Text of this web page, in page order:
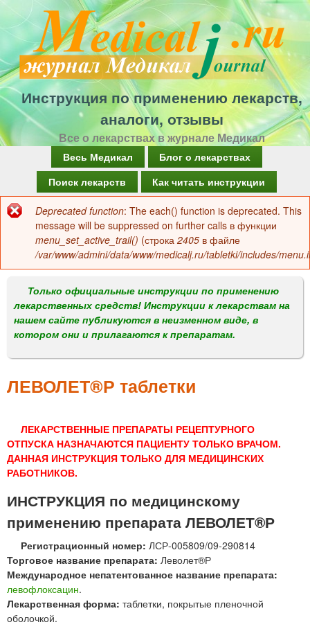
Перейти
к
основному
содержанию
Инструкция по применению лекарств,
аналоги, отзывы
Все о лекарствах в журнале Медикал
а
в
о
м
е
н
Весь Медикал
Блог о лекарствах
Поиск лекарств
Как читать инструкции
Сообщение
об
ошибке
Deprecated function: The each() function is deprecated. This
message will be suppressed on further calls в функции
menu_set_active_trail() (строка 2405 в файле
/var/www/admini/data/www/medicalj.ru/tabletki/includes/
Только официальные инструкции по применению
лекарственных средств! Инструкции к лекарствам на
нашем сайте публикуются в неизменном виде, в
котором они и прилагаются к препаратам.
ЛЕВОЛЕТ®Р таблетки
ЛЕКАРСТВЕННЫЕ ПРЕПАРАТЫ РЕЦЕПТУРНОГО
ОТПУСКА НАЗНАЧАЮТСЯ ПАЦИЕНТУ ТОЛЬКО ВРАЧОМ.
ДАННАЯ ИНСТРУКЦИЯ ТОЛЬКО ДЛЯ МЕДИЦИНСКИХ
РАБОТНИКОВ.
ИНСТРУКЦИЯ по медицинскому
применению препарата ЛЕВОЛЕТ®Р
Регистрационный номер: ЛСР-005809/09-290814
Торговое название препарата: Леволет®Р
Международное непатентованное название препарата:
левофлоксацин.
Лекарственная форма: таблетки, покрытые пленочной
оболочкой.